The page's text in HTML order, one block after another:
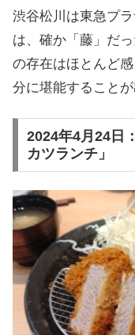
渋谷松川は東急プ
は、確か「藤」だ
の存在はほとんど
分に堪能することが
2024年4月24日
カツランチ」